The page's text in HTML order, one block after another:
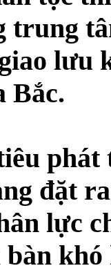
trung
lưu
Bắc.
đặt
lực